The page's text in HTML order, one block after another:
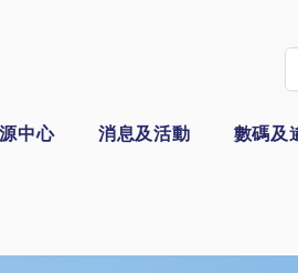
中心 消息及活動 數碼及